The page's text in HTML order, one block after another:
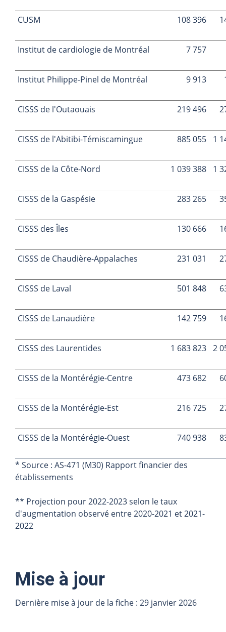
CUSM 108 396
Institut de cardiologie de Montréal 7 757
Institut Philippe-Pinel de Montréal 9 913
CISSS de l'Outaouais 219 496
CISSS de l'Abitibi-Témiscamingue 885 055 1
CISSS de la Côte-Nord 1 039 388 1
CISSS de la Gaspésie 283 265
CISSS des Îles 130 666
CISSS de Chaudière-Appalaches 231 031
CISSS de Laval 501 848
CISSS de Lanaudière 142 759
CISSS des Laurentides 1 683 823 2
CISSS de la Montérégie-Centre 473 682
CISSS de la Montérégie-Est 216 725
CISSS de la Montérégie-Ouest 740 938
* Source : AS-471 (M30) Rapport financier des
établissements
** Projection pour 2022-2023 selon le taux
d'augmentation observé entre 2020-2021 et 2021-
2022
Mise à jour
Dernière mise à jour de la fiche : 29 janvier 2026